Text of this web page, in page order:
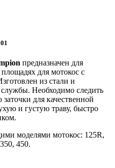
предназначен для
для мотокос с
из стали и
Необходимо следить
для качественной
и густую траву, быстро
моделями мотокос: 125R,
450.